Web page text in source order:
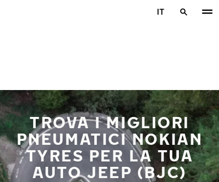
IT
TROVA I MIGLIORI
PNEUMATICI NOKIAN
TYRES PER LA TUA
AUTO JEEP (BJC)